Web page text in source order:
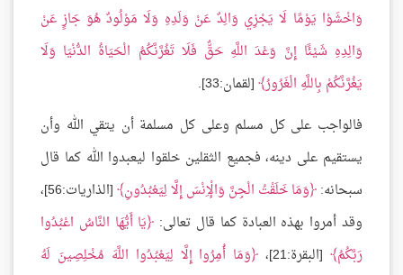
وَاخْشَوْا يَوْمًا لَا يَجْزِي وَالِدٌ عَنْ وَلَدِهِ وَلَا مَوْلُودٌ هُوَ جَازٍ عَنْ
وَالِدِهِ شَيْئًا إِنَّ وَعْدَ اللَّهِ حَقٌّ فَلَا تَغُرَّنَّكُمُ الْحَيَاةُ الدُّنْيَا وَلَا
يَغُرَّنَّكُمْ بِاللَّهِ الْغَرُورُ [لقمان:33].
فالواجب على كل مسلم وعلى كل مسلمة أن يتقي الله وأن
يستقيم على دينه، فجميع الثقلين خلقوا ليعبدوا الله كما قال
سبحانه: وَمَا خَلَقْتُ الْجِنَّ وَالْإِنْسَ إِلَّا لِيَعْبُدُونِ
[الذاريات:56]،
وقد أمروا بهذه العبادة كما قال تعالى: يَا أَيُّهَا النَّاسُ اعْبُدُوا
رَبَّكُمُ
[البقرة:21]،
وَمَا أُمِرُوا إِلَّا لِيَعْبُدُوا اللَّهَ مُخْلِصِينَ لَهُ